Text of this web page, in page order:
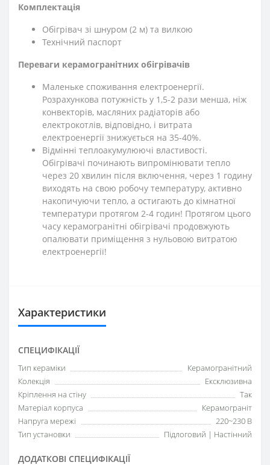
Комплектація
Обігрівач зі шнуром (2 м) та вилкою
Технічний паспорт
Переваги керамогранітних обігрівачів
Маленьке споживання електроенергії.
Розрахункова потужність у 1,5-2 рази менша, ніж
конвекторів, масляних радіаторів або
електрокотлів, відповідно, і витрата
електроенергії знижується на 35-40%.
Відмінні теплоакумулюючі властивості.
Обігрівачі починають випромінювати тепло
через 20 хвилин після включення, через 1 годину
виходять на свою робочу температуру, активно
накопичуючи тепло, а остигають до кімнатної
температури протягом 2-4 годин! Протягом цього
часу керамогранітні обігрівачі продовжують
опалювати приміщення з нульовою витратою
електроенергії!
Характеристики
СПЕЦИФІКАЦІЇ
Тип кераміки
Керамогранітний
Колекція
Ексклюзивна
Кріплення на стіну
Так
Матеріал корпуса
Керамограніт
Напруга мережі
220~230 В
Тип установки
Підлоговий | Настінний
ДОДАТКОВІ СПЕЦИФІКАЦІЇ